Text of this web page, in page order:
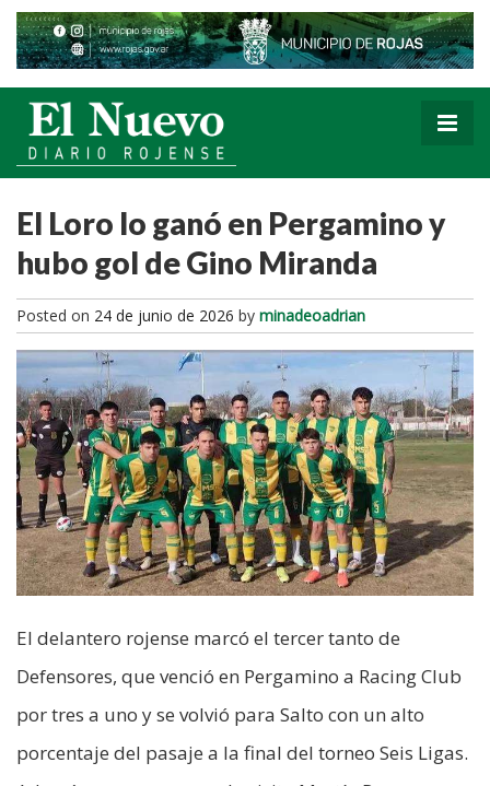
El Loro lo ganó en Pergamino y
hubo gol de Gino Miranda
Posted on 24 de junio de 2026 by minadeoadrian
El delantero rojense marcó el tercer tanto de
Defensores, que venció en Pergamino a Racing Club
por tres a uno y se volvió para Salto con un alto
porcentaje del pasaje a la final del torneo Seis Ligas.